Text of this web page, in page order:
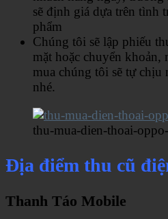
sẽ định giá dựa trên tình
phẩm
Chúng tôi sẽ lập phiếu
mặt hoặc chuyển
mua chúng tôi sẽ tự chịu
nhé.
thu-mua-dien-thoai-
Địa điểm thu cũ
Thanh Táo Mobile